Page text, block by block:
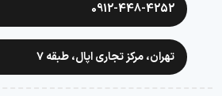
0912-448-4252
تهران، مرکز تجاری اپال، طبقه ۷